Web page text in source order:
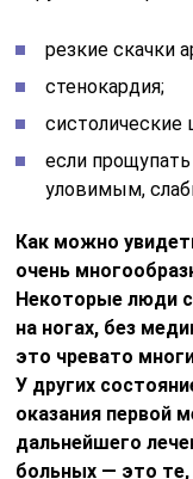
резкие скачки
стенокардия;
если
уловимым,
Как можно
очень
Некоторые люди
на ногах, без
это чревато
У других
оказания первой
дальнейшего
больных — это